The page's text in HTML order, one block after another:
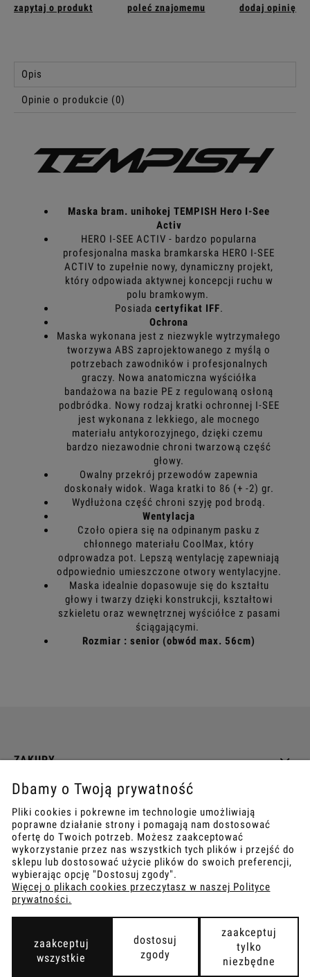
zapytaj o produkt poleć znajomemu dodaj opinię
Opis
Opinie o produkcie (0)
Maska bram. unihokej TEMPISH Hero I-See
Activ
HERO I-SEE ACTIV - bardzo popularna
profesjonalna maska bramkarska HERO I-SEE
ACTIV to zupełnie nowy, dynamiczny projekt,
który odpowiada aktywnej koncepcji ruchu w
polu bramkowym.
Posiada certyfikat IFF.
Ochrona
Maska wykonana jest z niezwykle wytrzymałego
tworzywa ABS zaprojektowanego z myślą o
potrzebach zawodników i profesjonalnych
graczy. Nowa anatomiczna wyściółka
bandażowa na bazie PE z regulowaną osłoną
podbródka. Nowy rodzaj kratki ochronnej I-SEE
jest wykonana z lekkiego, ale mocnego
materiału antykorozyjnego, dzięki czemu
bardzo niezawodnie chroni twarzową część
głowy.
Owalny przekrój przewodów zapewnia
doskonały widok. Waga kratki to 86 (+ -2) gr.
Wydłużona część chroni szyję pod brodą.
Wentylacja
Czoło opiera się na odpinanym pasku z
chłonnego materiału CoolMax, który
odprowadza pot. Lepszą wentylację zapewniają
odpowiednio umieszczone otwory wentylacyjne.
Maska idealnie dopasowuje się do kształtu
głowy i twarzy dzięki konstrukcji, kształtowi
szkieletu oraz wewnętrznej wyściółce z pasami
ściągającymi.
Rozmiar : senior (obwód max. 56cm)
ZAKUPY
INFO
REGULAMINY
COPYRIGHT © 2021
TEMPISH.WYKONANIE:BOMBARDIER.PRO
Dbamy o Twoją prywatność
Pliki cookies i pokrewne im technologie umożliwiają
poprawne działanie strony i pomagają nam dostosować
ofertę do Twoich potrzeb. Możesz zaakceptować
wykorzystanie przez nas wszystkich tych plików i przejść do
sklepu lub dostosować użycie plików do swoich preferencji,
wybierając opcję "Dostosuj zgody".
Więcej o plikach cookies przeczytasz w naszej Polityce
prywatności.
zaakceptuj
tylko
niezbędne
dostosuj
zgody
zaakceptuj
wszystkie